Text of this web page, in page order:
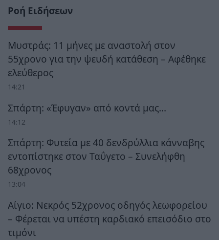
Ροή Ειδήσεων
Μυστράς: 11 μήνες με αναστολή στον
55χρονο για την ψευδή κατάθεση – Αφέθηκε
ελεύθερος
14:21
Σπάρτη: «Έφυγαν» από κοντά μας…
14:12
Σπάρτη: Φυτεία με 40 δενδρύλλια κάνναβης
εντοπίστηκε στον Ταΰγετο – Συνελήφθη
68χρονος
13:04
Αίγιο: Νεκρός 52χρονος οδηγός λεωφορείου
– Φέρεται να υπέστη καρδιακό επεισόδιο στο
τιμόνι